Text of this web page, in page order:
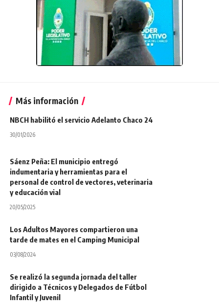
Más información
NBCH habilitó el servicio Adelanto Chaco 24
30/01/2026
Sáenz Peña: El municipio entregó
indumentaria y herramientas para el
personal de control de vectores, veterinaria
y educación vial
20/05/2025
Los Adultos Mayores compartieron una
tarde de mates en el Camping Municipal
03/08/2024
Se realizó la segunda jornada del taller
dirigido a Técnicos y Delegados de Fútbol
Infantil y Juvenil